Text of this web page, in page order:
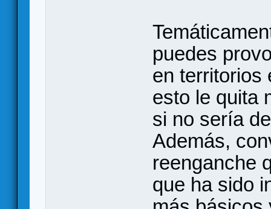
puedes
en territorios
esto le quita
si no sería
Además,
reenganche
que ha sido